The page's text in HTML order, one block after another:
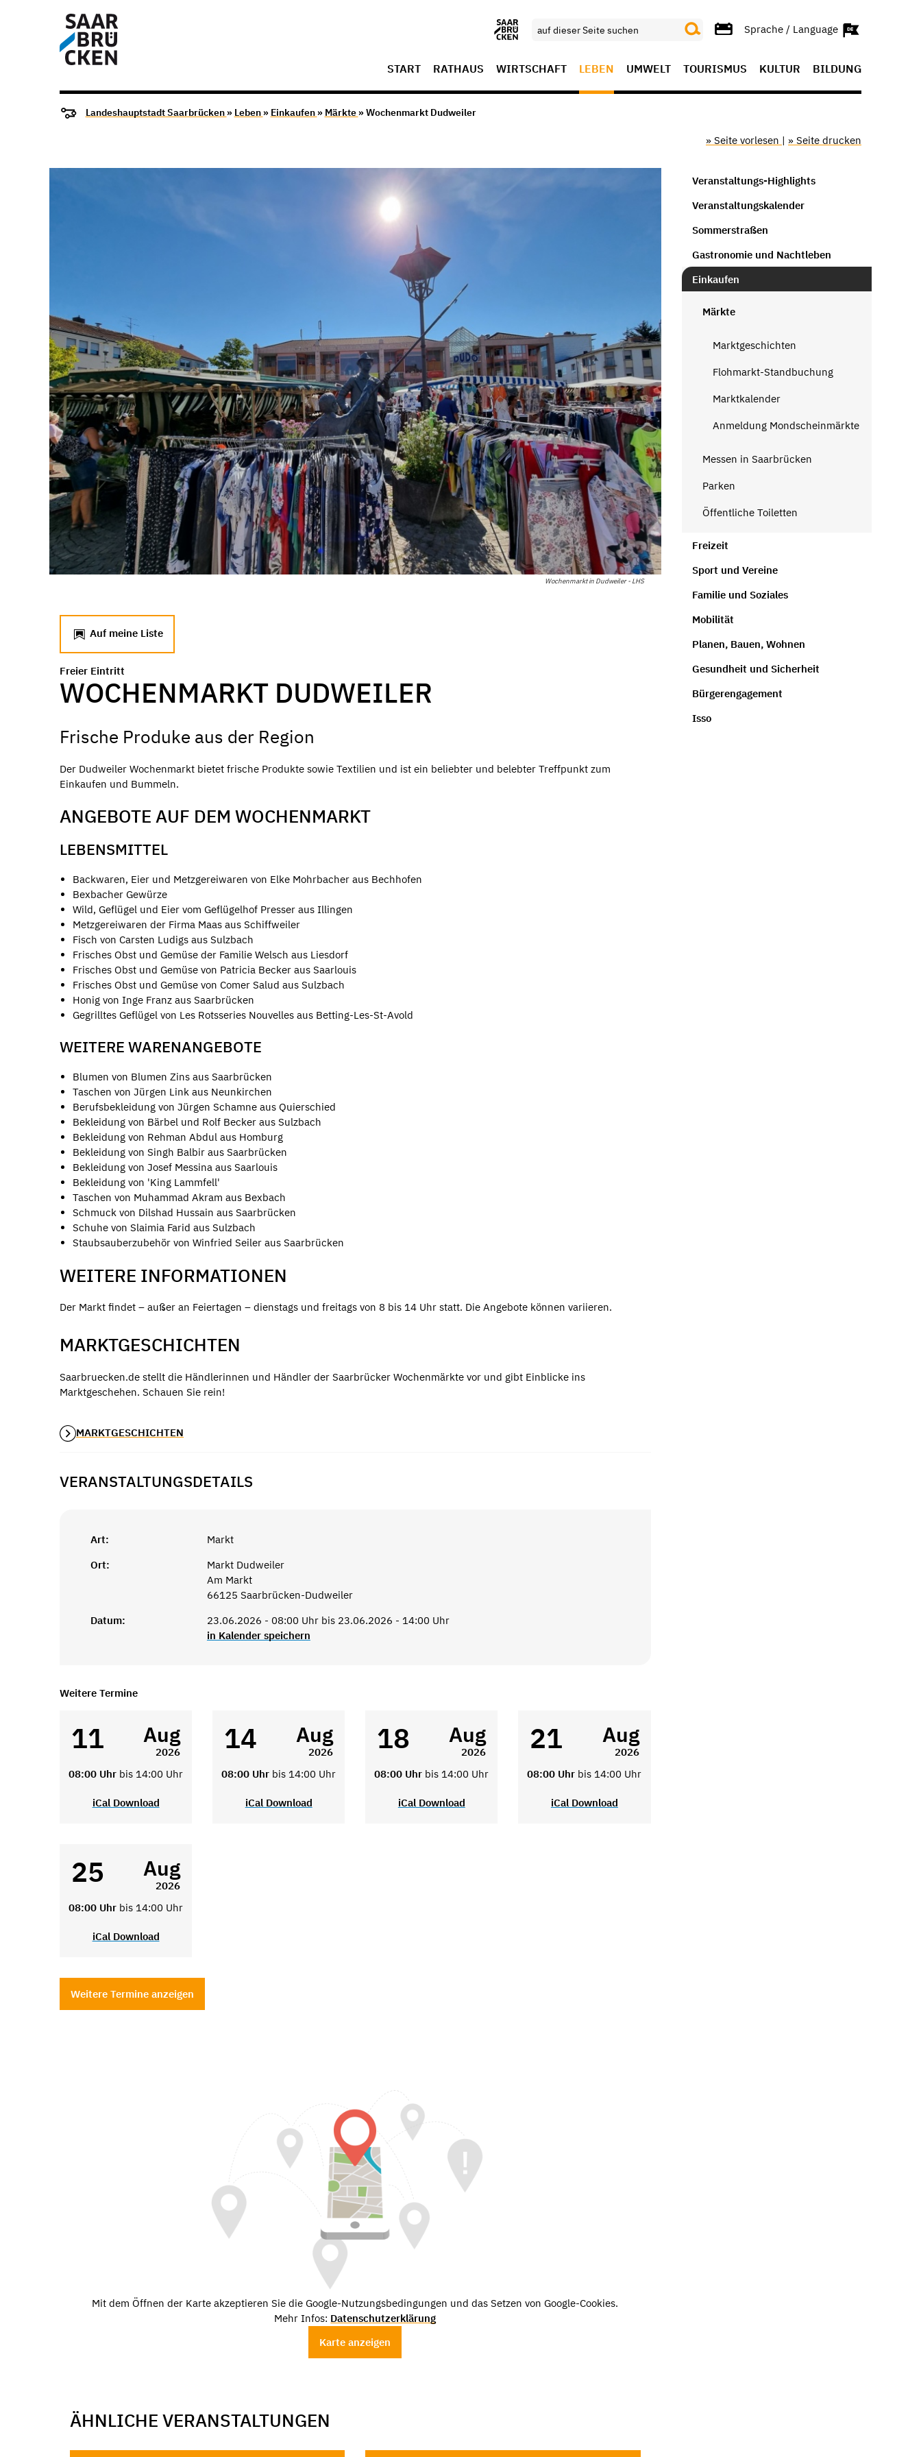
Sprache / Language
START RATHAUS WIRTSCHAFT LEBEN UMWELT TOURISMUS KULTUR BILDUNG
Landeshauptstadt Saarbrücken » Leben » Einkaufen » Märkte » Wochenmarkt Dudweiler
» Seite vorlesen | » Seite drucken
Wochenmarkt in Dudweiler - LHS
Auf meine Liste
Freier Eintritt
WOCHENMARKT DUDWEILER
Frische Produke aus der Region
Der Dudweiler Wochenmarkt bietet frische Produkte sowie Textilien und ist ein beliebter und belebter Treffpunkt zum
Einkaufen und Bummeln.
ANGEBOTE AUF DEM WOCHENMARKT
LEBENSMITTEL
Backwaren, Eier und Metzgereiwaren von Elke Mohrbacher aus Bechhofen
Bexbacher Gewürze
Wild, Geflügel und Eier vom Geflügelhof Presser aus Illingen
Metzgereiwaren der Firma Maas aus Schiffweiler
Fisch von Carsten Ludigs aus Sulzbach
Frisches Obst und Gemüse der Familie Welsch aus Liesdorf
Frisches Obst und Gemüse von Patricia Becker aus Saarlouis
Frisches Obst und Gemüse von Comer Salud aus Sulzbach
Honig von Inge Franz aus Saarbrücken
Gegrilltes Geflügel von Les Rotsseries Nouvelles aus Betting-Les-St-Avold
WEITERE WARENANGEBOTE
Blumen von Blumen Zins aus Saarbrücken
Taschen von Jürgen Link aus Neunkirchen
Berufsbekleidung von Jürgen Schamne aus Quierschied
Bekleidung von Bärbel und Rolf Becker aus Sulzbach
Bekleidung von Rehman Abdul aus Homburg
Bekleidung von Singh Balbir aus Saarbrücken
Bekleidung von Josef Messina aus Saarlouis
Bekleidung von 'King Lammfell'
Taschen von Muhammad Akram aus Bexbach
Schmuck von Dilshad Hussain aus Saarbrücken
Schuhe von Slaimia Farid aus Sulzbach
Staubsauberzubehör von Winfried Seiler aus Saarbrücken
WEITERE INFORMATIONEN
Der Markt findet – außer an Feiertagen – dienstags und freitags von 8 bis 14 Uhr statt. Die Angebote können variieren.
MARKTGESCHICHTEN
Saarbruecken.de stellt die Händlerinnen und Händler der Saarbrücker Wochenmärkte vor und gibt Einblicke ins
Marktgeschehen. Schauen Sie rein!
MARKTGESCHICHTEN
VERANSTALTUNGSDETAILS
Art:
Markt
Ort:
Markt Dudweiler
Am Markt
66125 Saarbrücken-Dudweiler
Datum:
23.06.2026 - 08:00 Uhr bis 23.06.2026 - 14:00 Uhr
in Kalender speichern
Weitere Termine
11 Aug
2026
08:00 Uhr bis 14:00 Uhr
iCal Download
14 Aug
2026
08:00 Uhr bis 14:00 Uhr
iCal Download
18 Aug
2026
08:00 Uhr bis 14:00 Uhr
iCal Download
21 Aug
2026
08:00 Uhr bis 14:00 Uhr
iCal Download
25 Aug
2026
08:00 Uhr bis 14:00 Uhr
iCal Download
Weitere Termine anzeigen
Mit dem Öffnen der Karte akzeptieren Sie die Google-Nutzungsbedingungen und das Setzen von Google-Cookies.
Mehr Infos: Datenschutzerklärung
Karte anzeigen
ÄHNLICHE VERANSTALTUNGEN
Veranstaltungs-Highlights
Veranstaltungskalender
Sommerstraßen
Gastronomie und Nachtleben
Einkaufen
Märkte
Marktgeschichten
Flohmarkt-Standbuchung
Marktkalender
Anmeldung Mondscheinmärkte
Messen in Saarbrücken
Parken
Öffentliche Toiletten
Freizeit
Sport und Vereine
Familie und Soziales
Mobilität
Planen, Bauen, Wohnen
Gesundheit und Sicherheit
Bürgerengagement
Isso